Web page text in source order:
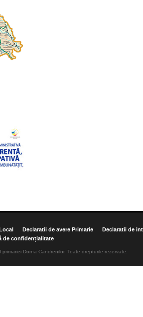
Declaratii de avere Primarie
Declaratii de
de confidențialitate
Dorna Candrenilor. Toate drepturile rezervate.